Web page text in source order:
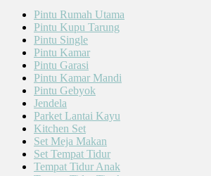
Pintu Rumah Utama
Pintu Kupu Tarung
Pintu Single
Pintu Kamar
Pintu Garasi
Pintu Kamar Mandi
Pintu Gebyok
Jendela
Parket Lantai Kayu
Kitchen Set
Set Meja Makan
Set Tempat Tidur
Tempat Tidur Anak